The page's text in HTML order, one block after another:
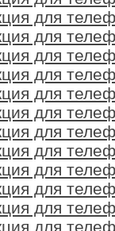
для
для
для
для
для
для
для
для
для
для
для
для